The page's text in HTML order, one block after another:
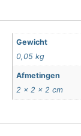
Gewicht
0,05 kg
Afmetingen
2 × 2 × 2 cm